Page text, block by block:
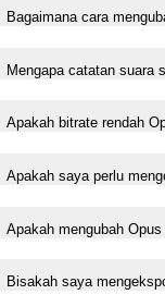
Bagaimana cara
Mengapa catatan suara
Apakah bitrate rendah
Apakah saya perlu
Apakah mengubah
Bisakah saya